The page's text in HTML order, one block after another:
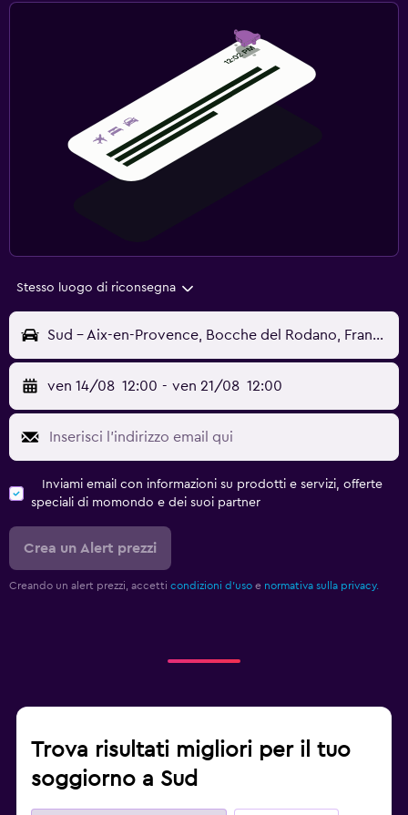
Stesso luogo di riconsegna
Sud - Aix-en-Provence, Bocche del Rodano, Francia
ven 14/08 12:00 - ven 21/08 12:00
Inviami email con informazioni su prodotti e servizi, offerte
speciali di momondo e dei suoi partner
Crea un Alert prezzi
Creando un alert prezzi, accetti condizioni d'uso e normativa sulla privacy.
Trova risultati migliori per il tuo
soggiorno a Sud